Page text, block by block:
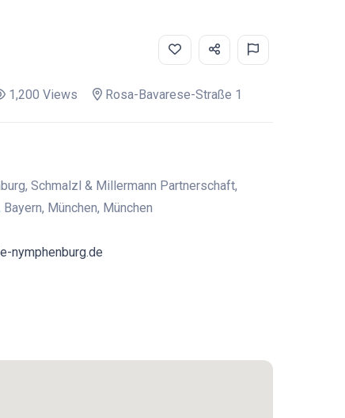
1,200 Views Rosa-Bavarese-Straße 1
Schmalzl & Millermann Partnerschaft,
München, München
nymphenburg.de